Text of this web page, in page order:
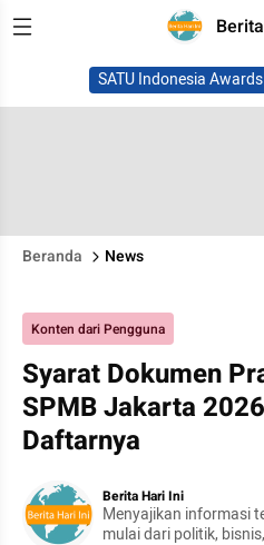
SATU Indonesia Awards
Beranda News
Konten dari Pengguna
Syarat Dokumen
SPMB Jakarta
Daftarnya
Berita Hari Ini
Menyajikan informasi
mulai dari politik,